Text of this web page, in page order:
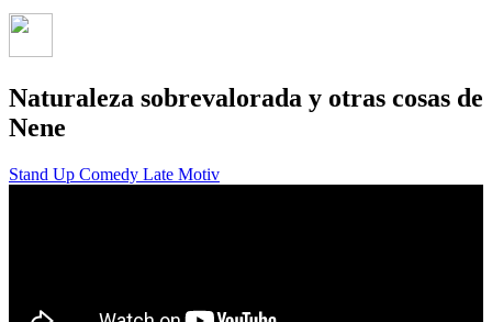
Naturaleza sobrevalorada y otras cosas de
Nene
Stand Up Comedy Late Motiv